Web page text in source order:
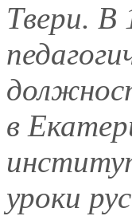
Твери. В
в
уроки